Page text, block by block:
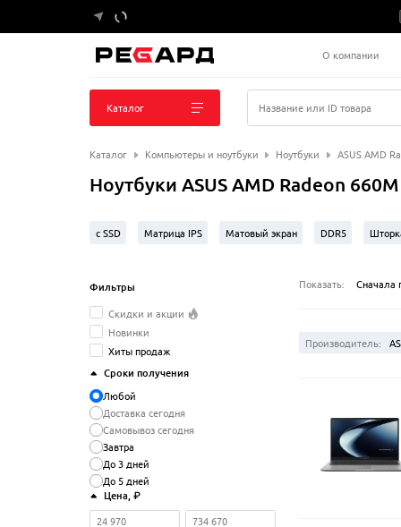
О компании
Каталог Название или ID товара
Каталог Компьютеры и ноутбуки Ноутбуки ASUS AMD
Ноутбуки ASUS AMD Radeon 660M
с SSD Матрица IPS Матовый экран DDR5
Фильтры
Скидки и акции
Новинки
Хиты продаж
Сроки получения
Любой
Доставка сегодня
Самовывоз сегодня
Завтра
До 3 дней
До 5 дней
Цена , ₽
Показать: Сначала
Производитель: